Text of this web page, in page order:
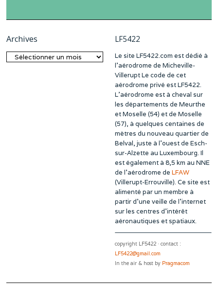
Archives
Archives
LF5422
Le site LF5422.com est dédié à
l’aérodrome de Micheville-
Villerupt Le code de cet
aérodrome privé est LF5422.
L’aérodrome est à cheval sur
les départements de Meurthe
et Moselle (54) et de Moselle
(57), à quelques centaines de
mètres du nouveau quartier de
Belval, juste à l’ouest de Esch-
sur-Alzette au Luxembourg. Il
est également à 8,5 km au NNE
de l’aérodrome de LFAW
(Villerupt-Errouville). Ce site est
alimenté par un membre à
partir d’une veille de l’internet
sur les centres d’intérêt
aéronautiques et spatiaux.
copyright LF5422 · contact :
LF5422@gmail.com
In the air & host by Pragmacom